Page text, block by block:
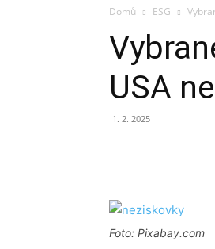
Domů ESG
USA
1. 2. 2025
Foto: Pixabay.com